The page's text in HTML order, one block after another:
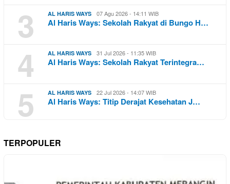
3 AL HARIS WAYS 07 Agu 2026 - 14:11 WIB
Al Haris Ways: Sekolah Rakyat di Bungo H…
4 AL HARIS WAYS 31 Jul 2026 - 11:35 WIB
Al Haris Ways: Sekolah Rakyat Terintegra…
5 AL HARIS WAYS 22 Jul 2026 - 14:07 WIB
Al Haris Ways: Titip Derajat Kesehatan J…
TERPOPULER